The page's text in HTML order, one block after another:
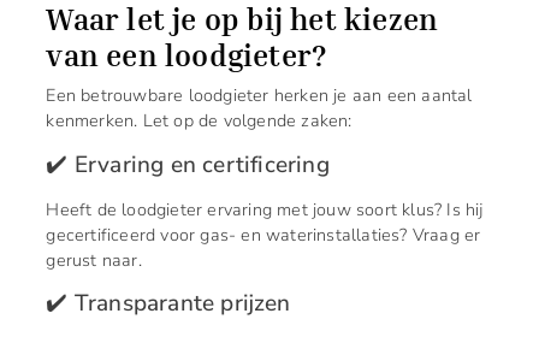
Waar let je op bij het kiezen
van een loodgieter?
Een betrouwbare loodgieter herken je aan een aantal
kenmerken. Let op de volgende zaken:
✔️ Ervaring en certificering
Heeft de loodgieter ervaring met jouw soort klus? Is hij
gecertificeerd voor gas- en waterinstallaties? Vraag er
gerust naar.
✔️ Transparante prijzen